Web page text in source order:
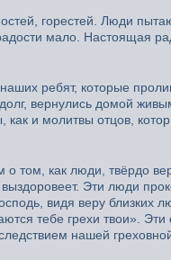
горестей. Люди
мало. Настоящая
ребят, которые
вернулись домой
и молитвы отцов,
том, как люди, твёрдо
выздоровеет. Эти люди
видя веру близких
тебе грехи твои».
нашей